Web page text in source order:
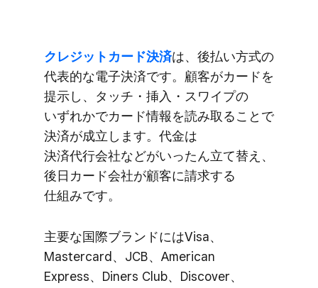
クレジットカード決済は、​後払い方​式の​
代表的な​電子決済です。​顧客が​カードを​
提示し、​タッチ・挿入・スワイプの​
いずれかで​カード情報を​読み取る​ことで​
決済が​成立します。​代金は​
決済代行会社などが​いったん立て​替え、​
後日カード会社が​顧客に​請求する​
仕組みです。
主要な​国際ブランドには​Visa、​
Mastercard、​JCB、​American
Express、​Diners Club、​Discover、